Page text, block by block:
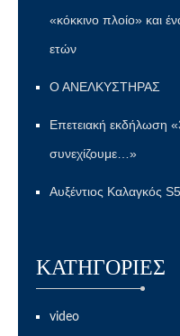
«κόκκινο πλοίο» και
ετών
Ο ΑΝΕΛΚΥΣΤΗΡΑΣ
Επετειακή εκδήλωση
συνεχίζουμε…»
Αυξέντιος Καλαγκός S5
KΑΤΗΓΟΡΊΕΣ
video